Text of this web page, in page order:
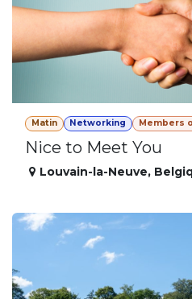
Matin Networking Members
Nice to Meet You
Louvain-la-Neuve,